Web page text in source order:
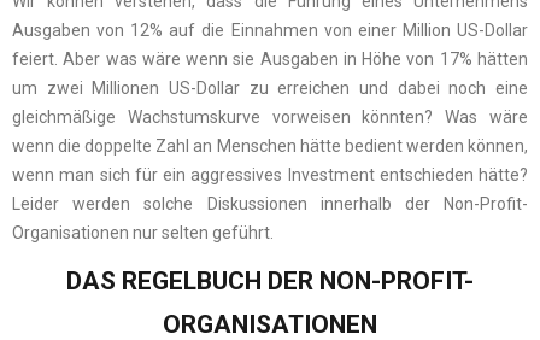
Ausgaben von 12% auf die Einnahmen von einer Million US-Dollar
feiert. Aber was wäre wenn sie Ausgaben in Höhe von 17% hätten
um zwei Millionen US-Dollar zu erreichen und dabei noch eine
gleichmäßige Wachstumskurve vorweisen könnten? Was wäre
wenn die doppelte Zahl an Menschen hätte bedient werden können,
wenn man sich für ein aggressives Investment entschieden hätte?
Leider werden solche Diskussionen innerhalb der Non-Profit-
Organisationen nur selten geführt.
DAS REGELBUCH DER NON-PROFIT-
ORGANISATIONEN